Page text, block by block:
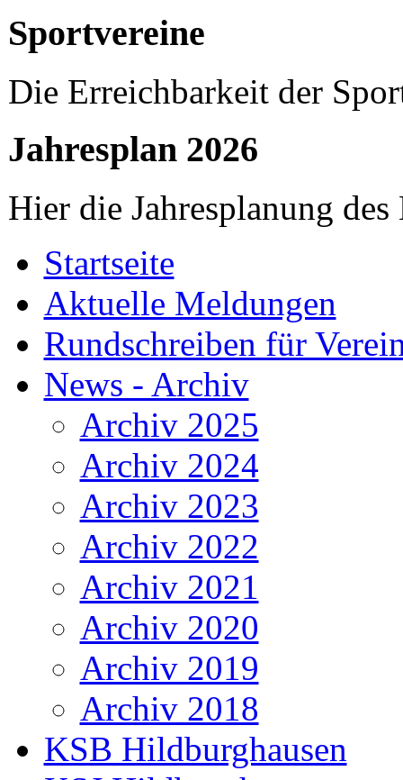
Sportvereine
Die Erreichbarkeit der
Jahresplan 2026
Hier die Jahresplanung
Startseite
Aktuelle Meldungen
Rundschreiben für
News - Archiv
Archiv 2025
Archiv 2024
Archiv 2023
Archiv 2022
Archiv 2021
Archiv 2020
Archiv 2019
Archiv 2018
KSB Hildburghausen